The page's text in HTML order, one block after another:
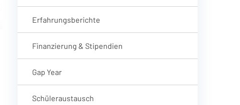
Erfahrungsberichte
Finanzierung & Stipendien
Gap Year
Schüleraustausch